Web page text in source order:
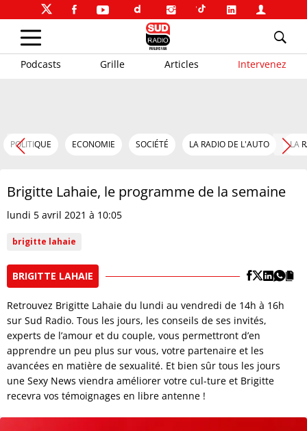
Podcasts Grille Articles Intervenez
POLITIQUE ECONOMIE SOCIÉTÉ LA RADIO DE L'AUTO LA
Brigitte Lahaie, le programme de la semaine
lundi 5 avril 2021 à 10:05
brigitte lahaie
BRIGITTE LAHAIE
Retrouvez Brigitte Lahaie du lundi au vendredi de 14h à 16h
sur Sud Radio. Tous les jours, les conseils de ses invités,
experts de l’amour et du couple, vous permettront d’en
apprendre un peu plus sur vous, votre partenaire et les
avancées en matière de sexualité. Et bien sûr tous les jours
une Sexy News viendra améliorer votre cul-ture et Brigitte
recevra vos témoignages en libre antenne !